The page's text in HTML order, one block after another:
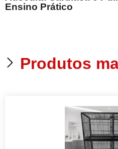
Ensino Prático
Produtos